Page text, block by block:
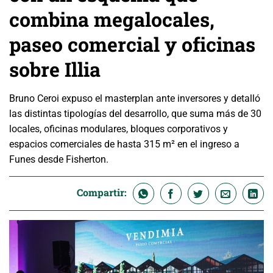
combina megalocales,
paseo comercial y oficinas
sobre Illia
Bruno Ceroi expuso el masterplan ante inversores y detalló
las distintas tipologías del desarrollo, que suma más de 30
locales, oficinas modulares, bloques corporativos y
espacios comerciales de hasta 315 m² en el ingreso a
Funes desde Fisherton.
Compartir: